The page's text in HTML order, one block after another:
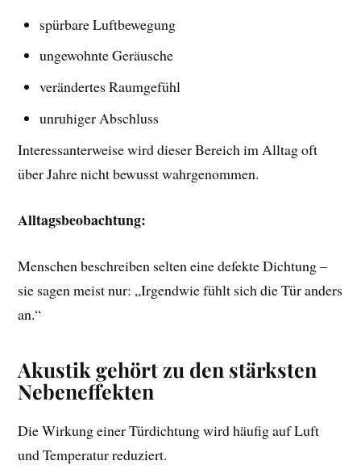
spürbare Luftbewegung
ungewohnte Geräusche
verändertes Raumgefühl
unruhiger Abschluss
Interessanterweise wird dieser Bereich im Alltag oft
über Jahre nicht bewusst wahrgenommen.
Alltagsbeobachtung:
Menschen beschreiben selten eine defekte Dichtung –
sie sagen meist nur: „Irgendwie fühlt sich die Tür anders
an.“
Akustik gehört zu den stärksten
Nebeneffekten
Die Wirkung einer Türdichtung wird häufig auf Luft
und Temperatur reduziert.